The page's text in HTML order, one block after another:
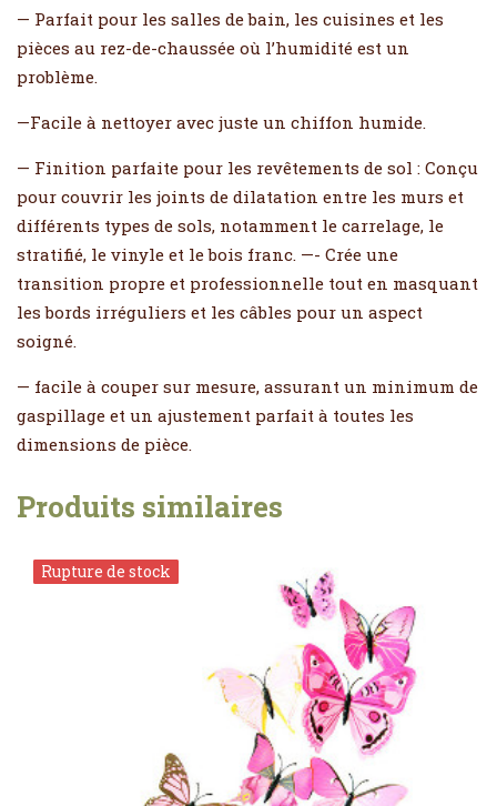
— Parfait pour les salles de bain, les cuisines et les
pièces au rez-de-chaussée où l’humidité est un
problème.
—Facile à nettoyer avec juste un chiffon humide.
— Finition parfaite pour les revêtements de sol : Conçu
pour couvrir les joints de dilatation entre les murs et
différents types de sols, notamment le carrelage, le
stratifié, le vinyle et le bois franc. —- Crée une
transition propre et professionnelle tout en masquant
les bords irréguliers et les câbles pour un aspect
soigné.
— facile à couper sur mesure, assurant un minimum de
gaspillage et un ajustement parfait à toutes les
dimensions de pièce.
Produits similaires
Rupture de stock
Rupture de stock